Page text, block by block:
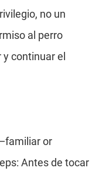
no un
al perro
continuar el
or
Antes de tocar